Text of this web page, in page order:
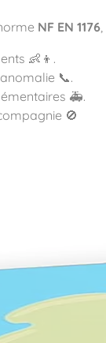
NF EN 1176
👶👦.
📞.
🚑.
🚫